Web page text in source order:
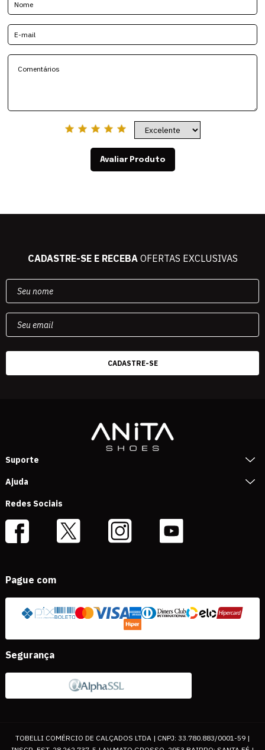
Avaliar Produto
CADASTRE-SE E RECEBAOFERTAS EXCLUSIVAS
Suporte
Ajuda
Redes Sociais
Pague com
Segurança
TOBELLI COMÉRCIO DE CALÇADOS LTDA | CNPJ: 33.780.883/0001-59 |